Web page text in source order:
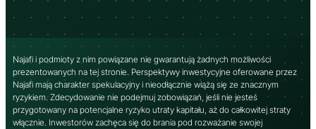
Najafi i podmioty z nim powiązane nie gwarantują żadnych możliwości
prezentowanych na tej stronie. Perspektywy inwestycyjne oferowane przez
Najafi mają charakter spekulacyjny i nieodłącznie wiążą się ze znacznym
ryzykiem. Zdecydowanie nie podejmuj zobowiązań, jeśli nie jesteś
przygotowany na potencjalne ryzyko utraty kapitału, aż do całkowitej straty
włącznie. Inwestorów zachęca się do brania pod rozważanie swojej